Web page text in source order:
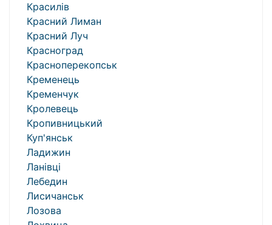
Красилів
Красний Лиман
Красний Луч
Красноград
Красноперекопськ
Кременець
Кременчук
Кролевець
Кропивницький
Куп'янськ
Ладижин
Ланівці
Лебедин
Лисичанськ
Лозова